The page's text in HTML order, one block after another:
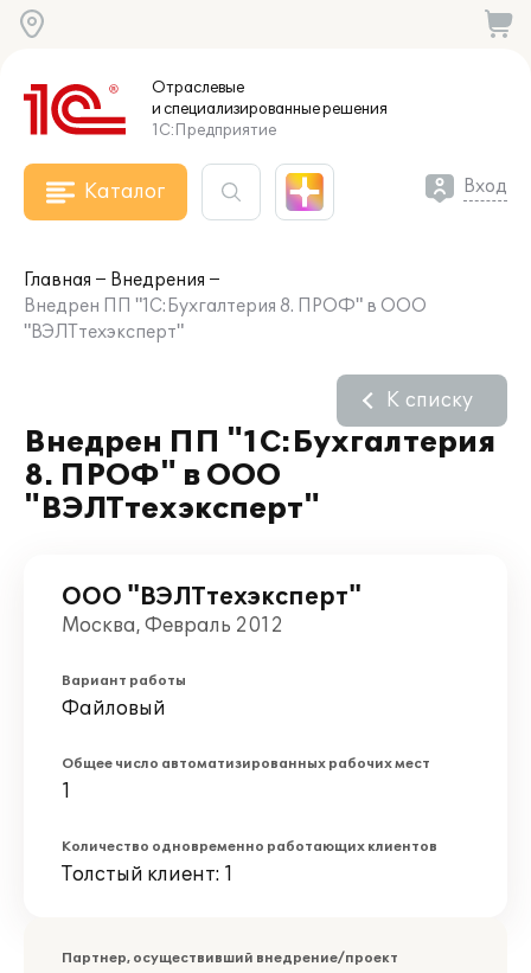
Отраслевые
и специализированныерешения
1С:Предприятие
Каталог Вход
Главная
Внедрения
Внедрен ПП "1C:Бухгалтерия 8. ПРОФ" в ООО
"ВЭЛТтехэксперт"
Внедрен ПП "1C:Бухгалтерия
8. ПРОФ" в ООО
"ВЭЛТтехэксперт"
К списку
ООО "ВЭЛТтехэксперт"
Москва, Февраль 2012
Вариант работы
Файловый
Общее число автоматизированных рабочих мест
1
Количество одновременно работающих клиентов
Толстый клиент: 1
Партнер, осуществивший внедрение/проект